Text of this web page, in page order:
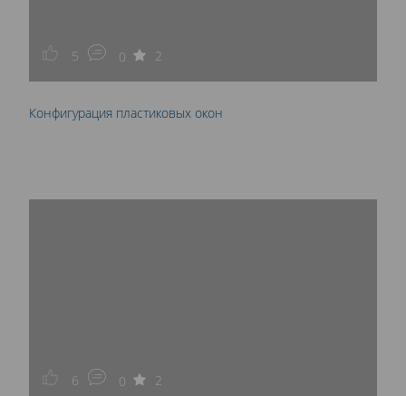
5 0 2
Конфигурация пластиковых окон
6 0 2